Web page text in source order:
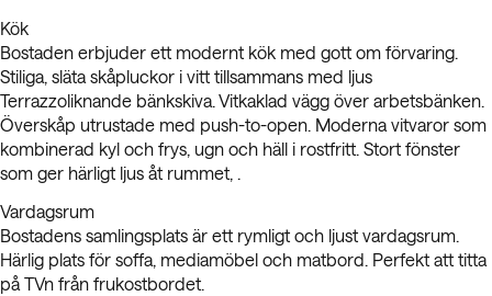
Kök
Bostaden erbjuder ett modernt kök med gott om förvaring.
Stiliga, släta skåpluckor i vitt tillsammans med ljus
Terrazzoliknande bänkskiva. Vitkaklad vägg över arbetsbänken.
Överskåp utrustade med push-to-open. Moderna vitvaror som
kombinerad kyl och frys, ugn och häll i rostfritt. Stort fönster
som ger härligt ljus åt rummet, .
Vardagsrum
Bostadens samlingsplats är ett rymligt och ljust vardagsrum.
Härlig plats för soffa, mediamöbel och matbord. Perfekt att titta
på TVn från frukostbordet.